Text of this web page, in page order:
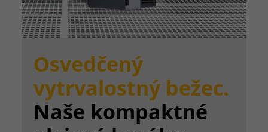
Osvedčený
vytrvalostný bežec.
Naše kompaktné